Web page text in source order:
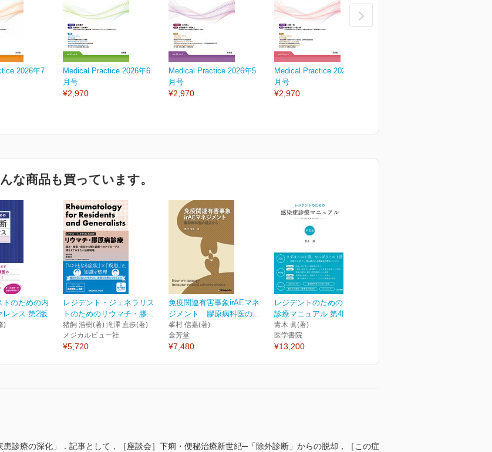
2026年7
Medical Practice 2026年6
月号
¥2,970
Medical Practice 2026年5
月号
¥2,970
Medical Practice 2026年4
月号
¥2,970
な商品も買っています。
トのための内
レンス 第2版
)
レジデント・ジェネラリス
トのためのリウマチ・膠...
猪飼 浩樹(著) 滝澤 直歩(著)
メジカルビュー社
¥5,720
免疫関連有害事象irAEマネ
ジメント 膠原病科医の...
峯村 信嘉(著)
金芳堂
¥7,480
レジデントのための感染症
診療マニュアル 第4版
青木 眞(著)
医学書院
¥13,200
診療の深化」．記事として，［座談会］下痢・便秘治療新世紀─「除外診断」からの脱却，［この症